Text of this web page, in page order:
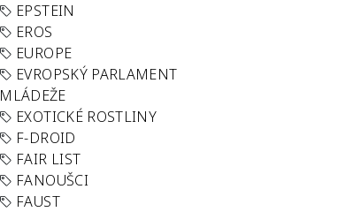
EPSTEIN
EROS
EUROPE
EVROPSKÝ PARLAMENT
MLÁDEŽE
EXOTICKÉ ROSTLINY
F-DROID
FAIR LIST
FANOUŠCI
FAUST